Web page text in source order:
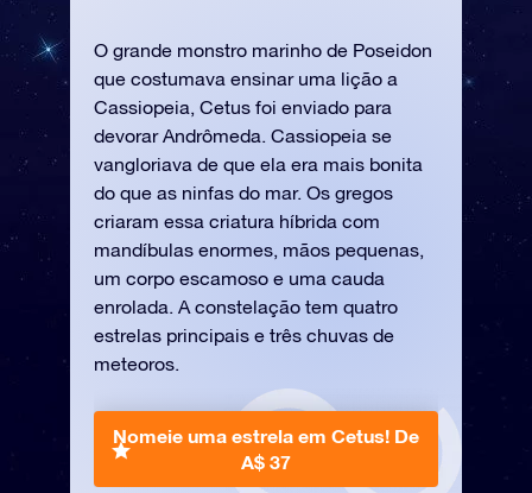
O grande monstro marinho de Poseidon
que costumava ensinar uma lição a
Cassiopeia, Cetus foi enviado para
devorar Andrômeda. Cassiopeia se
vangloriava de que ela era mais bonita
do que as ninfas do mar. Os gregos
criaram essa criatura híbrida com
mandíbulas enormes, mãos pequenas,
um corpo escamoso e uma cauda
enrolada. A constelação tem quatro
estrelas principais e três chuvas de
meteoros.
Nomeie uma estrela em Cetus! De
A$ 37